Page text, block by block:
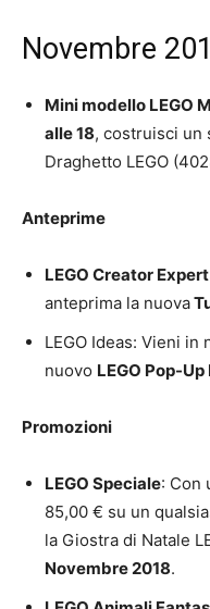
Novembre
Mini modello LEGO
alle 18, costruisci un
Draghetto LEGO
Anteprime
LEGO Creator Expert
anteprima la nuova
LEGO Ideas: Vieni
nuovo LEGO Pop-
Promozioni
LEGO Speciale: Con
85,00 € su un
la Giostra di Natale
Novembre 2018.